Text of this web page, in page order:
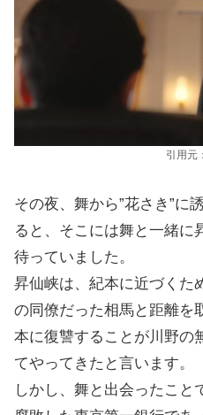
引用元
その夜、舞から”花さき”に
ると、そこには舞と一緒に
待っていました。
昇仙峡は、紀本に近づくた
の同僚だった相馬と距離を
本に復讐することが川野の
てやってきたと言います。
しかし、舞と出会ったこと